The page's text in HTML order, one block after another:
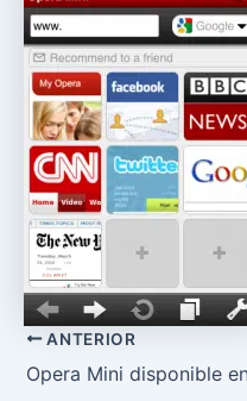
ANTERIOR
Opera Mini disponible